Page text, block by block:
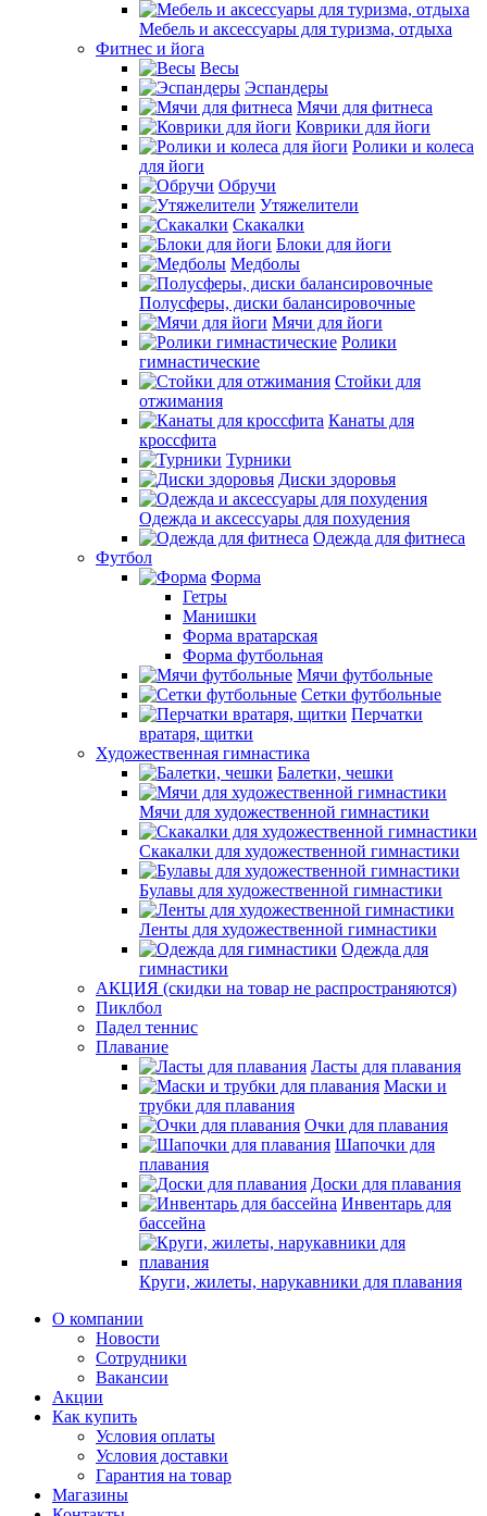
Мебель и аксессуары для туризма, отдыха
Фитнес и йога
Весы
Эспандеры
Мячи для фитнеса
Коврики для йоги
Ролики и колеса
для йоги
Обручи
Утяжелители
Скакалки
Блоки для йоги
Медболы
Полусферы, диски балансировочные
Мячи для йоги
Ролики
гимнастические
Стойки для
отжимания
Канаты для
кроссфита
Турники
Диски здоровья
Одежда и аксессуары для похудения
Одежда для фитнеса
Футбол
Форма
Гетры
Манишки
Форма вратарская
Форма футбольная
Мячи футбольные
Сетки футбольные
Перчатки
вратаря, щитки
Художественная гимнастика
Балетки, чешки
Мячи для художественной гимнастики
Скакалки для художественной гимнастики
Булавы для художественной гимнастики
Ленты для художественной гимнастики
Одежда для
гимнастики
АКЦИЯ (скидки на товар не распространяются)
Пиклбол
Падел теннис
Плавание
Ласты для плавания
Маски и
трубки для плавания
Очки для плавания
Шапочки для
плавания
Доски для плавания
Инвентарь для
бассейна
Круги, жилеты, нарукавники для плавания
О компании
Новости
Сотрудники
Вакансии
Акции
Как купить
Условия оплаты
Условия доставки
Гарантия на товар
Магазины